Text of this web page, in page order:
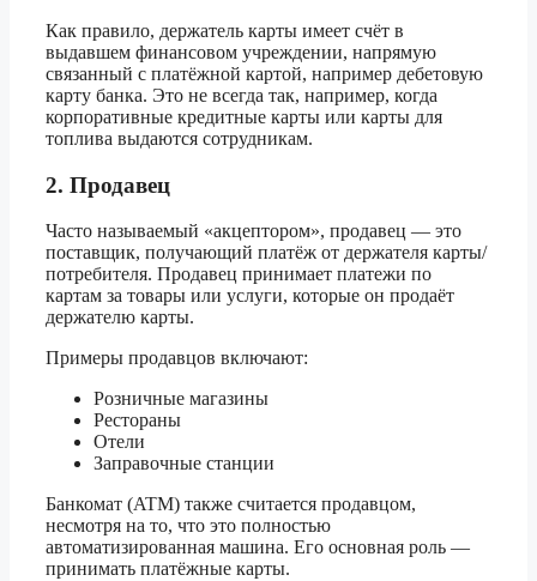
Как правило, держатель карты имеет счёт в
выдавшем финансовом учреждении, напрямую
связанный с платёжной картой, например дебетовую
карту банка. Это не всегда так, например, когда
корпоративные кредитные карты или карты для
топлива выдаются сотрудникам.
2. Продавец
Часто называемый «акцептором», продавец — это
поставщик, получающий платёж от держателя карты/
потребителя. Продавец принимает платежи по
картам за товары или услуги, которые он продаёт
держателю карты.
Примеры продавцов включают:
Розничные магазины
Рестораны
Отели
Заправочные станции
Банкомат (ATM) также считается продавцом,
несмотря на то, что это полностью
автоматизированная машина. Его основная роль —
принимать платёжные карты.